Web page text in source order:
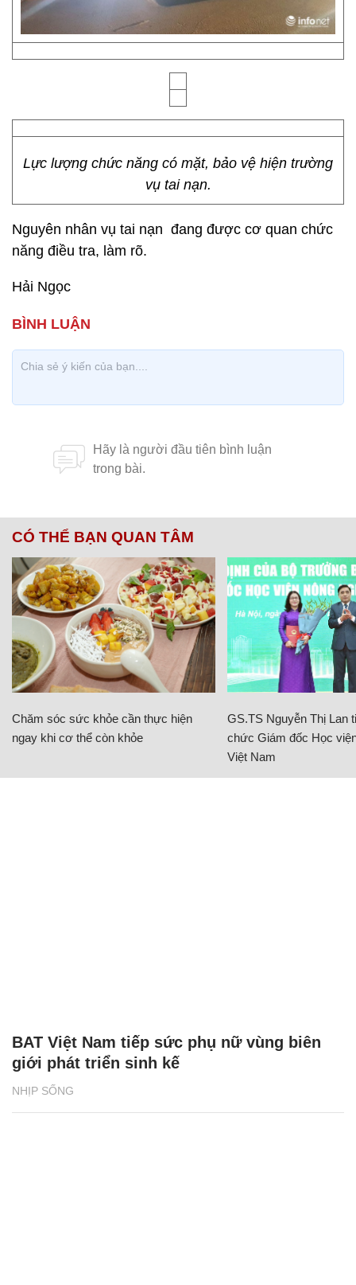
Lực lượng chức năng có mặt, bảo vệ hiện trường
vụ tai nạn.
Nguyên nhân vụ tai nạn đang được cơ quan chức
năng điều tra, làm rõ.
Hải Ngọc
CÓ THỂ BẠN QUAN TÂM
Chăm sóc sức khỏe cần thực hiện
ngay khi cơ thể còn khỏe
GS.TS Nguyễn Thị Lan
chức Giám đốc Học
Việt Nam
NHỊP SỐNG
BAT Việt Nam tiếp sức phụ nữ vùng biên
giới phát triển sinh kế